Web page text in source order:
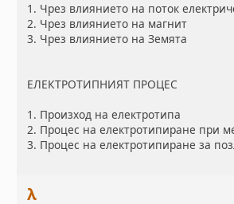
1. Чрез влиянието на поток
2. Чрез влиянието на магнит
3. Чрез влиянието на Земята
ЕЛЕКТРОТИПНИЯТ ПРОЦЕС
1. Произход на електротипа
2. Процес на електротипиране при
3. Процес на електротипиране за
λ